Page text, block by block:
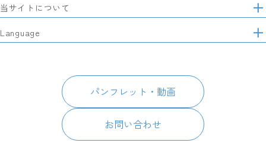
ト
マ
ッ
プ
特集
モデルコース
当サイトについて
静岡県観光協会について
パンフレット・動画
Language
パンフレット・動画
お問い合わせ